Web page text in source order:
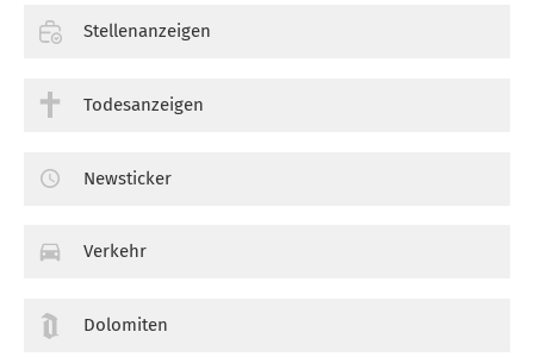
Stellenanzeigen
Todesanzeigen
Newsticker
Verkehr
Dolomiten